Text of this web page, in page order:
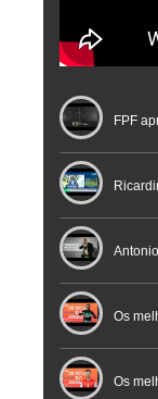
FPF
Futebol
Futsal
Os
Os